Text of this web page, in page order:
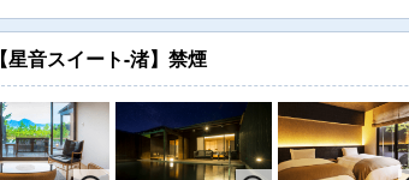
【星音スイート-渚】禁煙